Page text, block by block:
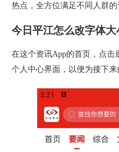
热点，全方位满足不同人群的
今日平江怎么改字体大
在这个资讯App的首页，点击
个人中心界面，以便为接下来